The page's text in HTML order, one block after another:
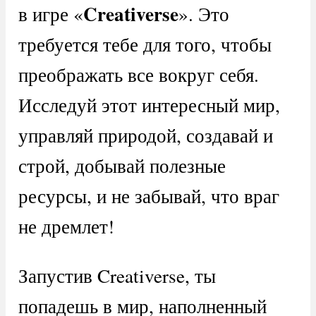
в игре «Creativerse». Это
требуется тебе для того, чтобы
преображать все вокруг себя.
Исследуй этот интересный мир,
управляй природой, создавай и
строй, добывай полезные
ресурсы, и не забывай, что враг
не дремлет!
Запустив Creativerse, ты
попадешь в мир, наполненный